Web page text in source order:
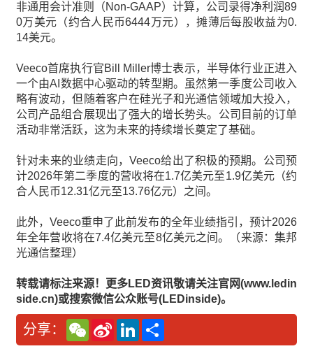
非通用会计准则（Non-GAAP）计算，公司录得净利润89
0万美元（约合人民币6444万元），摊薄后每股收益为0.
14美元。
Veeco首席执行官Bill Miller博士表示，半导体行业正进入
一个由AI数据中心驱动的转型期。虽然第一季度公司收入
略有波动，但随着客户在硅光子和光通信领域加大投入，
公司产品组合展现出了强大的增长势头。公司目前的订单
活动非常活跃，这为未来的持续增长奠定了基础。
针对未来的业绩走向，Veeco给出了积极的预期。公司预
计2026年第二季度的营收将在1.7亿美元至1.9亿美元（约
合人民币12.31亿元至13.76亿元）之间。
此外，Veeco重申了此前发布的全年业绩指引，预计2026
年全年营收将在7.4亿美元至8亿美元之间。（来源：集邦
光通信整理）
转载请标注来源！更多LED资讯敬请关注官网(www.ledin
side.cn)或搜索微信公众账号(LEDinside)。
分享：
W
e
C
S
n
L
n